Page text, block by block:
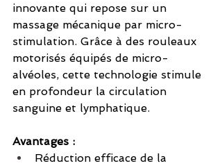
innovante qui repose sur un
massage mécanique par micro-
stimulation. Grâce à des rouleaux
motorisés équipés de micro-
alvéoles, cette technologie stimule
en profondeur la circulation
sanguine et lymphatique.
Avantages :
Réduction efficace de la